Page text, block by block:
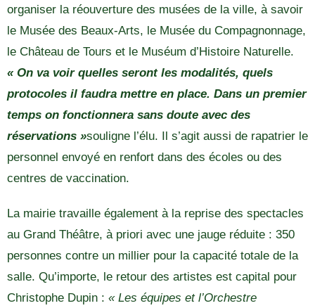
organiser la réouverture des musées de la ville, à savoir
le Musée des Beaux-Arts, le Musée du Compagnonnage,
le Château de Tours et le Muséum d’Histoire Naturelle.
« On va voir quelles seront les modalités, quels
protocoles il faudra mettre en place. Dans un premier
temps on fonctionnera sans doute avec des
réservations »souligne l’élu. Il s’agit aussi de rapatrier le
personnel envoyé en renfort dans des écoles ou des
centres de vaccination.
La mairie travaille également à la reprise des spectacles
au Grand Théâtre, à priori avec une jauge réduite : 350
personnes contre un millier pour la capacité totale de la
salle. Qu’importe, le retour des artistes est capital pour
Christophe Dupin : « Les équipes et l’Orchestre